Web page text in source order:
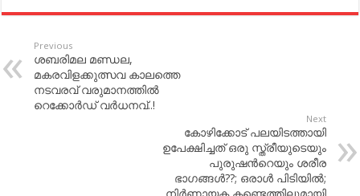
Previous
ശബരിമല മണ്ഡല,
മകരവിളക്കുത്സവ കാലത്തെ
നടവരവ് വരുമാനത്തില്‍
റെക്കോര്‍ഡ്‌ വര്‍ധനവ്..!
Next
കോഴിക്കോട് പലയിടത്തായി
ഉപേക്ഷിച്ചത് ഒരു സ്ത്രീയുടെയും
പുരുഷന്‍റെയും ശരീര
ഭാഗങ്ങള്‍??; ഒരാള്‍ പിടിയില്‍;
നിര്‍ണായക കണ്ടെത്തിലുമായി